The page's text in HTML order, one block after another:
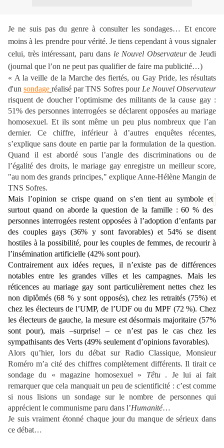
Je ne suis pas du genre à consulter les sondages… Et encore
moins à les prendre pour vérité. Je tiens cependant à vous signaler
celui, très intéressant, paru dans le Nouvel Observateurde Jeudi
(journal que l’on ne peut pas qualifier de faire ma publicité…)
« A la veille de la Marche des fiertés, ou Gay Pride, les résultats
d'unsondage réalisé par TNS Sofres pour Le Nouvel Observateur
risquent de doucher l’optimisme des militants de la cause gay :
51% des personnes interrogées se déclarent opposées au mariage
homosexuel. Et ils sont même un peu plus nombreux que l’an
dernier. Ce chiffre, inférieur à d’autres enquêtes récentes,
s’explique sans doute en partie par la formulation de la question.
Quand il est abordé sous l’angle des discriminations ou de
l’égalité des droits, le mariage gay enregistre un meilleur score,
"au nom des grands principes," explique Anne-Hélène Mangin de
TNS Sofres.
Mais l’opinion se crispe quand on s’en tient au symbole et
surtout quand on aborde la question de la famille : 60 % des
personnes interrogées restent opposées à l’adoption d’enfants par
des couples gays (36% y sont favorables) et 54% se disent
hostiles à la possibilité, pour les couples de femmes, de recourir à
l’insémination artificielle (42% sont pour).
Contrairement aux idées reçues, il n’existe pas de différences
notables entre les grandes villes et les campagnes. Mais les
réticences au mariage gay sont particulièrement nettes chez les
non diplômés (68 % y sont opposés), chez les retraités (75%) et
chez les électeurs de l’UMP, de l’UDF ou du MPF (72 %). Chez
les électeurs de gauche, la mesure est désormais majoritaire (57%
sont pour), mais –surprise! – ce n’est pas le cas chez les
sympathisants des Verts (49% seulement d’opinions favorables).
Alors qu’hier, lors du débat sur Radio Classique, Monsieur
Roméro m’a cité des chiffres complètement différents. Il tirait ce
sondage du « magazine homosexuel » Têtu . Je lui ai fait
remarquer que cela manquait un peu de scientificité : c’est comme
si nous lisions un sondage sur le nombre de personnes qui
apprécient le communisme paru dans l’Humanité…
Je suis vraiment étonné chaque jour du manque de sérieux dans
ce débat…